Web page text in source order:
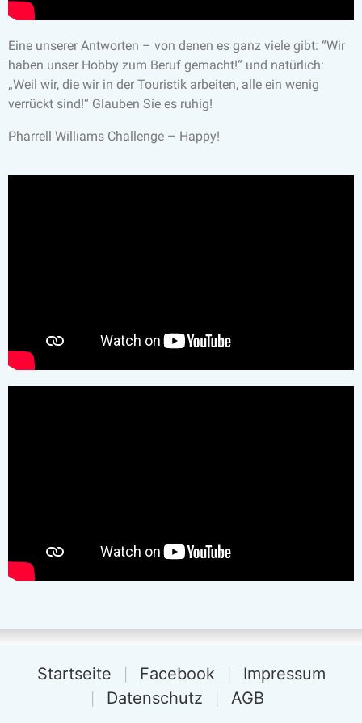
Eine unserer Antworten – von denen es ganz viele gibt: “Wir
haben unser Hobby zum Beruf gemacht!“ und natürlich:
„Weil wir, die wir in der Touristik arbeiten, alle ein wenig
verrückt sind!“ Glauben Sie es ruhig!
Pharrell Williams Challenge – Happy!
Startseite Facebook
Impressum
Datenschutz
AGB